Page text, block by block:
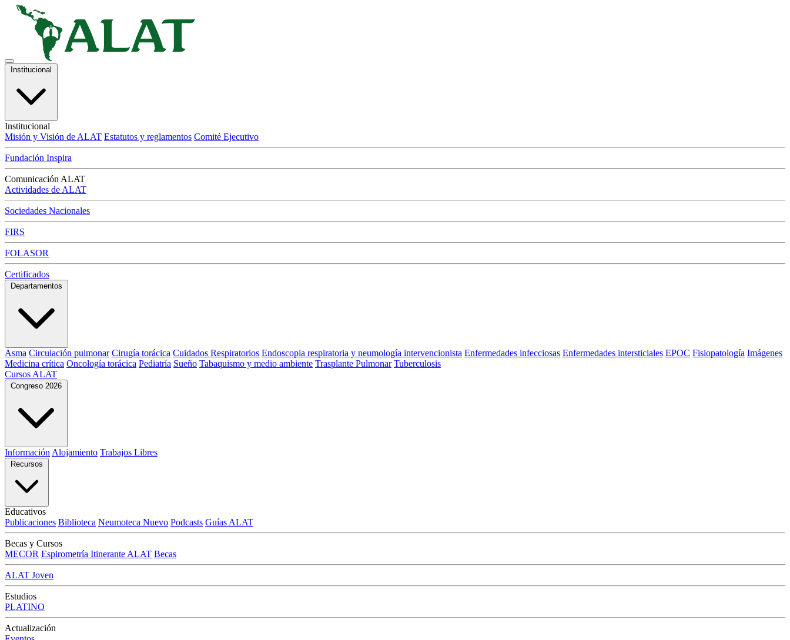
Institucional
Institucional
Misión y Visión de ALAT Estatutos y reglamentos Comité Ejecutivo
Fundación Inspira
Comunicación ALAT
Actividades de ALAT
Sociedades Nacionales
FIRS
FOLASOR
Certificados
Departamentos
Asma Circulación pulmonar Cirugía torácica Cuidados Respiratorios Endoscopia respiratoria y neumología intervencionista Enfermedades infecciosas Enfermedades intersticiales EPOC Fisiopatología Imágenes
Medicina crítica Oncología torácica Pediatría Sueño Tabaquismo y medio ambiente Trasplante Pulmonar Tuberculosis
Cursos ALAT
Congreso 2026
Información Alojamiento Trabajos Libres
Recursos
Educativos
Publicaciones Biblioteca Neumoteca Nuevo Podcasts Guías ALAT
Becas y Cursos
MECOR Espirometría Itinerante ALAT Becas
ALAT Joven
Estudios
PLATINO
Actualización